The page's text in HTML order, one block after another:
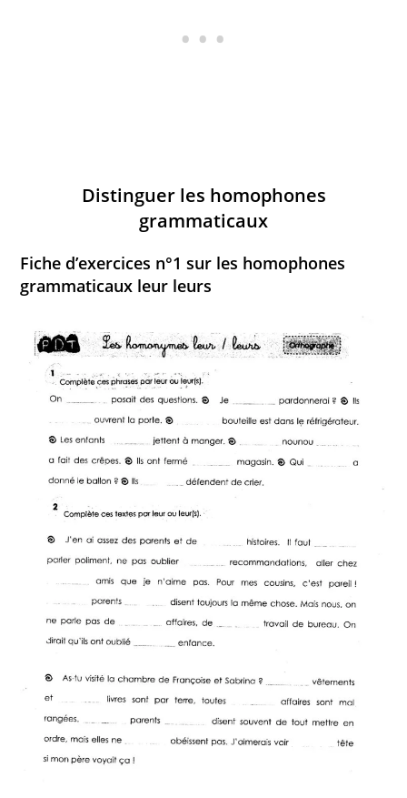
Distinguer les homophones
grammaticaux
Fiche d’exercices n°1 sur les homophones
grammaticaux leur leurs